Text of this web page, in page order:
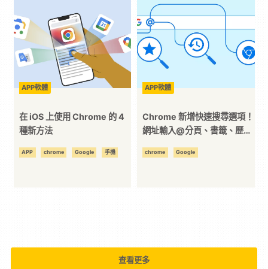
技
全
方
位
資
APP軟體
在 iOS 上使用 Chrome 的 4
種新方法
APP chrome Google 手機
APP軟體
Chrome 新增快速搜尋選項！
網址輸入@分頁、書籤、歷史
chrome Google
查看更多